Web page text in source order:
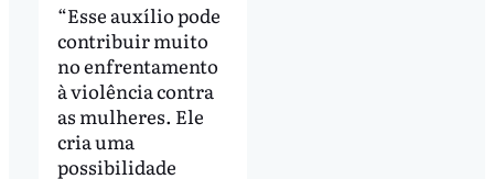
“Esse auxílio pode
contribuir muito
no enfrentamento
à violência contra
as mulheres. Ele
cria uma
possibilidade